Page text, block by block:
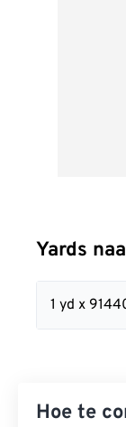
Yards
1 yd x
Hoe te